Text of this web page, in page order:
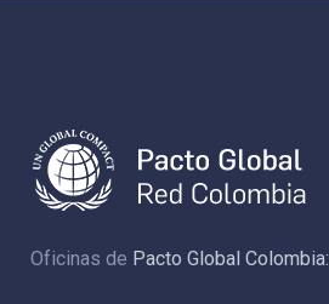
Oficinas de Pacto Global Colombia: